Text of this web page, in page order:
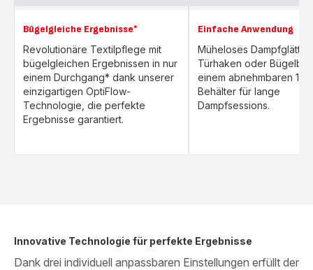
Bügelgleiche Ergebnisse*
Revolutionäre Textilpflege mit
bügelgleichen Ergebnissen in nur
einem Durchgang* dank unserer
einzigartigen OptiFlow-
Technologie, die perfekte
Ergebnisse garantiert.
Einfache Anwendung
Müheloses
Türhaken oder
einem abnehmbaren
Behälter für lange
Dampfsessions.
Innovative Technologie für perfekte Ergebnisse
Dank drei individuell anpassbaren Einstellungen erfüllt der